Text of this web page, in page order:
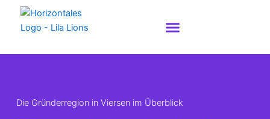
springen
Die Gründerregion in Viersen im Überblick